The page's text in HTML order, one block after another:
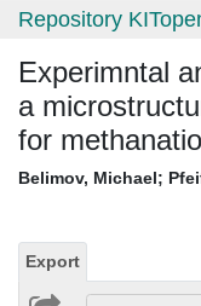
Repository
Experimntal
a
for
Belimov, Michael;
Export